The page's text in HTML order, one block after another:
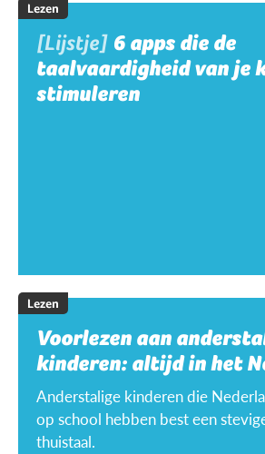
Lezen
[Lijstje] 6 apps die de
taalvaardigheid van je
stimuleren
Lezen
Voorlezen aan
kinderen: altijd in het
Anderstalige kinderen die
op school hebben best een
thuistaal.